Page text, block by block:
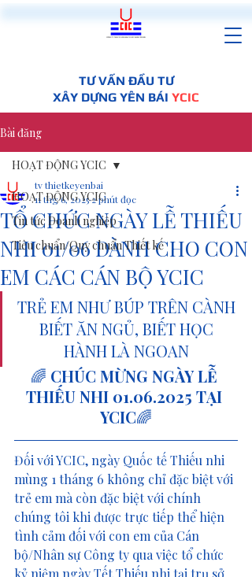
TƯ VẤN ĐẦU TƯ
XÂY DỰNG YÊN BÁI YCIC
Bài đăng
HOẠT ĐỘNG YCIC
Tin tức Doanh nghiệp
Tiêu chuẩn/Quy chuẩn Thiết kế
HOẠT ĐỘNG YCIC
TỔ CHỨC NGÀY LỄ THIẾU
NHI 01/06 DÀNH CHO CON
EM CÁC CÁN BỘ YCIC
tv thietkeyenbai
11 thg 6, 20252 phút đọc
TRẺ EM NHƯ BÚP TRÊN CÀNH
BIẾT ĂN NGỦ, BIẾT HỌC
HÀNH LÀ NGOAN
🌈 CHÚC MỪNG NGÀY LỄ
THIẾU NHI 01.06.2025 TẠI
YCIC🌈
Đối với YCIC, ngày Quốc tế Thiếu nhi
mùng 1 tháng 6 không chỉ đặc biệt với
trẻ em mà còn đặc biệt với chính
chúng tôi khi được trực tiếp thể hiện
tình cảm đối với con em của Cán
bộ/Nhân sự Công ty qua việc tổ chức
kỷ niệm ngày Tết Thiếu nhi tại trụ sở